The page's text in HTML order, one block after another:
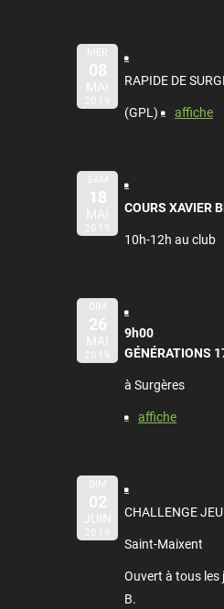
MER
08
MAI
2019
RAPIDE DE
(GPL) affiche
SAM
18
MAI
2019
COURS XAVIER
10h-12h au club
DIM
26
MAI
2019
9h00
GÉNÉRATIONS
à Surgères
affiche
DIM
02
JUIN
2019
CHALLENGE
Saint-Maixent
Ouvert à tous les
B.